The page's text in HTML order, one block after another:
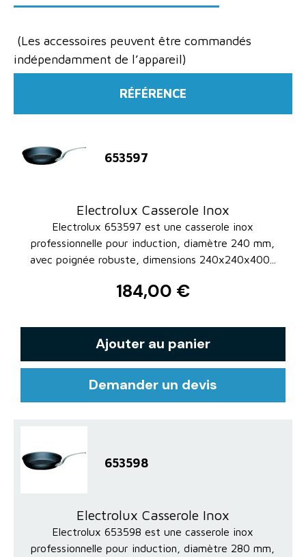
(Les accessoires peuvent être commandés
indépendamment de l’appareil)
RÉFÉRENCE
653597
Electrolux Casserole Inox
Electrolux 653597 est une casserole inox
professionnelle pour induction, diamètre 240 mm,
avec poignée robuste, dimensions 240x240x400...
184,00 €
Ajouter au panier
Demander un devis
653598
Electrolux Casserole Inox
Electrolux 653598 est une casserole inox
professionnelle pour induction, diamètre 280 mm,